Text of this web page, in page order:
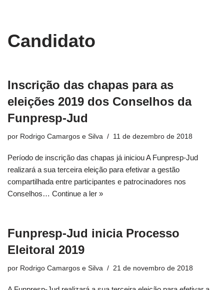
para
Candidato
Inscrição das chapas para as
eleições 2019 dos Conselhos da
Funpresp-Jud
por Rodrigo Camargos e Silva 11 de dezembro de 2018
Período de inscrição das chapas já iniciou A Funpresp-Jud
realizará a sua terceira eleição para efetivar a gestão
compartilhada entre participantes e patrocinadores nos
Conselhos… Continue a ler »
Funpresp-Jud inicia Processo
Eleitoral 2019
por Rodrigo Camargos e Silva 21 de novembro de 2018